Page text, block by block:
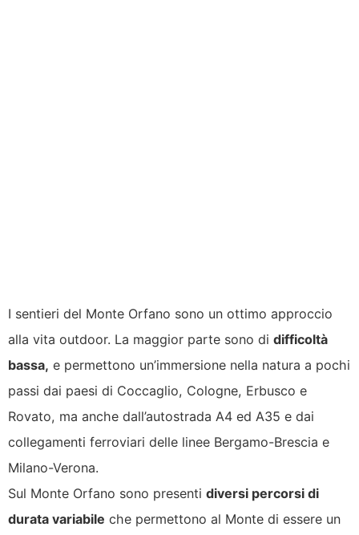
I sentieri del Monte Orfano sono un ottimo approccio
alla vita outdoor. La maggior parte sono di difficoltà
bassa, e permettono un’immersione nella natura a pochi
passi dai paesi di Coccaglio, Cologne, Erbusco e
Rovato, ma anche dall’autostrada A4 ed A35 e dai
collegamenti ferroviari delle linee Bergamo-Brescia e
Milano-Verona.
Sul Monte Orfano sono presenti diversi percorsi di
durata variabile che permettono al Monte di essere un